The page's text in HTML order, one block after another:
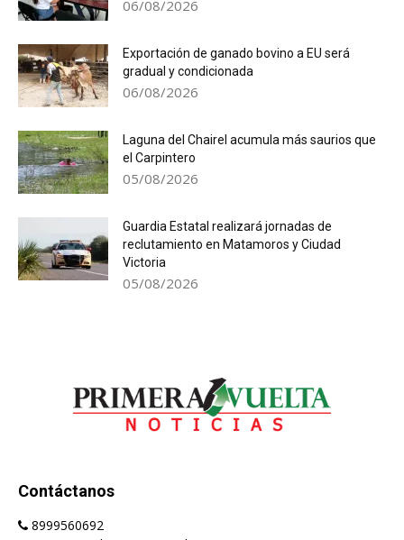
06/08/2026
Exportación de ganado bovino a EU será
gradual y condicionada
06/08/2026
Laguna del Chairel acumula más saurios que
el Carpintero
05/08/2026
Guardia Estatal realizará jornadas de
reclutamiento en Matamoros y Ciudad
Victoria
05/08/2026
Contáctanos
8999560692